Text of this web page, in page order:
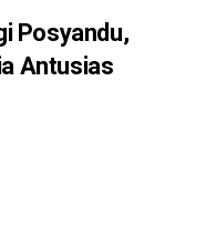
Posyandu,
Antusias